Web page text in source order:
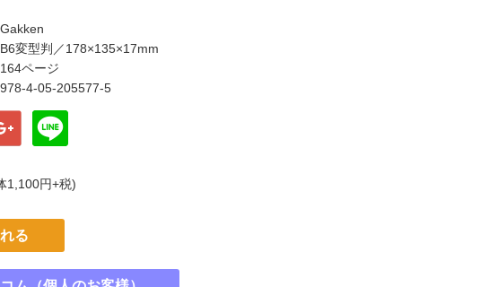
Gakken
B6変型判／178×135×17mm
164ページ
978-4-05-205577-5
1,100円+税)
る